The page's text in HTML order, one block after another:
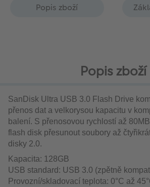
Popis zboží
Popis zboží
SanDisk Ultra USB 3.0 Flash Drive
přenos dat a velkorysou kapacitu v
balení. S přenosovou rychlostí až
flash disk přesunout soubory až
disky 2.0.
Kapacita: 128GB
USB standard: USB 3.0 (zpětně
Provozní/skladovací teplota: 0°C až